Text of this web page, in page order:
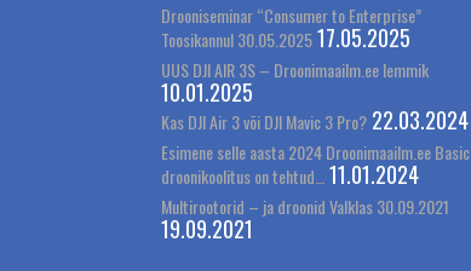
Drooniseminar “Consumer to Enterprise”
Toosikannul 30.05.2025 17.05.2025
UUS DJI AIR 3S – Droonimaailm.ee lemmik
10.01.2025
Kas DJI Air 3 või DJI Mavic 3 Pro? 22.03.2024
Esimene selle aasta 2024 Droonimaailm.ee Basic
droonikoolitus on tehtud…
11.01.2024
Multirootorid – ja droonid Valklas 30.09.2021
19.09.2021